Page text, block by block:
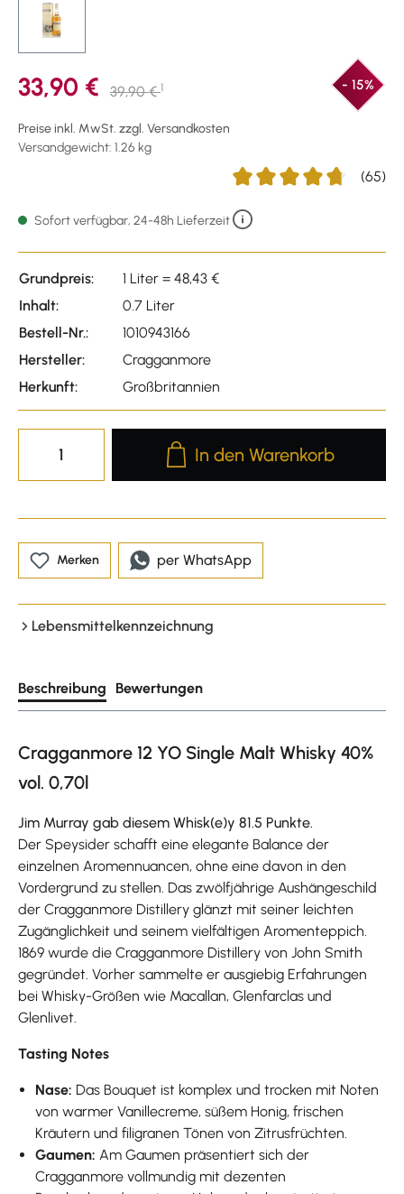
33,90 € 39,90 €1 - 15%
Preise inkl. MwSt. zzgl. Versandkosten
Versandgewicht: 1.26 kg
(65)
Sofort verfügbar, 24-48h Lieferzeit
Grundpreis:
1 Liter = 48,43 €
Inhalt:
0.7 Liter
Bestell-Nr.:
1010943166
Hersteller:
Cragganmore
Herkunft:
Großbritannien
Produkt Anzahl: Gib den
In den Warenkorb
Merken per WhatsApp
Lebensmittelkennzeichnung
Beschreibung Bewertungen
Cragganmore 12 YO Single Malt Whisky 40%
vol. 0,70l
Jim Murray gab diesem Whisk(e)y 81.5 Punkte.
Der Speysider schafft eine elegante Balance der
einzelnen Aromennuancen, ohne eine davon in den
Vordergrund zu stellen. Das zwölfjährige Aushängeschild
der Cragganmore Distillery glänzt mit seiner leichten
Zugänglichkeit und seinem vielfältigen Aromenteppich.
1869 wurde die Cragganmore Distillery von John Smith
gegründet. Vorher sammelte er ausgiebig Erfahrungen
bei Whisky-Größen wie Macallan, Glenfarclas und
Glenlivet.
Tasting Notes
Nase: Das Bouquet ist komplex und trocken mit Noten
von warmer Vanillecreme, süßem Honig, frischen
Kräutern und filigranen Tönen von Zitrusfrüchten.
Gaumen: Am Gaumen präsentiert sich der
Cragganmore vollmundig mit dezenten